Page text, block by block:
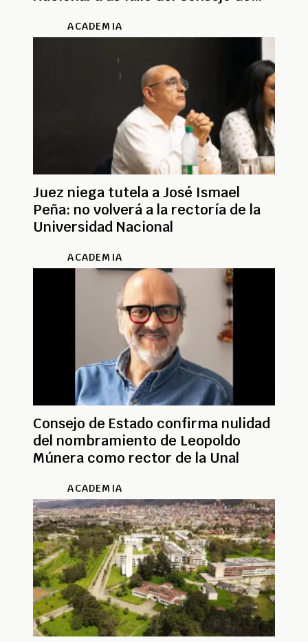
ACADEMIA
Juez niega tutela a José Ismael
Peña: no volverá a la rectoría de la
Universidad Nacional
ACADEMIA
Consejo de Estado confirma nulidad
del nombramiento de Leopoldo
Múnera como rector de la Unal
ACADEMIA